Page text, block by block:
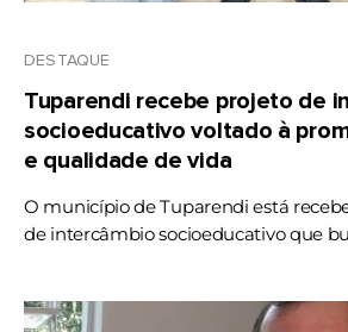
DESTAQUE
Tuparendi recebe projeto de
socioeducativo voltado à
e qualidade de vida
O município de Tuparendi está
de intercâmbio socioeducativo que